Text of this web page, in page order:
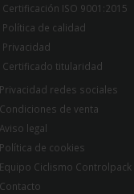
Certificación ISO 9001:2015
Política de calidad
Privacidad
Certificado titularidad
Privacidad redes sociales
Condiciones de venta
Aviso legal
Política de cookies
Equipo Ciclismo Controlpack
Contacto